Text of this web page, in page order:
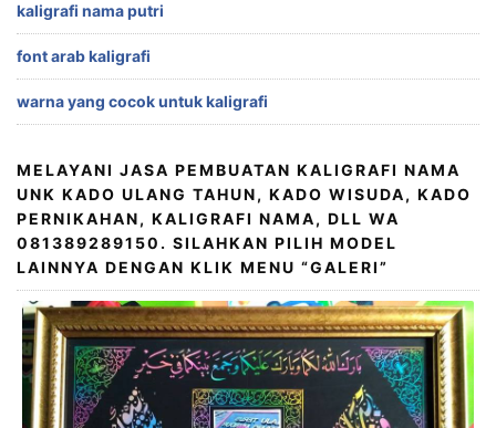
kaligrafi nama putri
font arab kaligrafi
warna yang cocok untuk kaligrafi
MELAYANI JASA PEMBUATAN KALIGRAFI NAMA
UNK KADO ULANG TAHUN, KADO WISUDA, KADO
PERNIKAHAN, KALIGRAFI NAMA, DLL WA
081389289150. SILAHKAN PILIH MODEL
LAINNYA DENGAN KLIK MENU “GALERI”